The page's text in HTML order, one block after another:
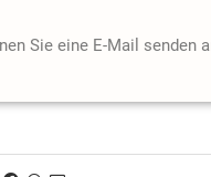
Sie eine E-Mail senden